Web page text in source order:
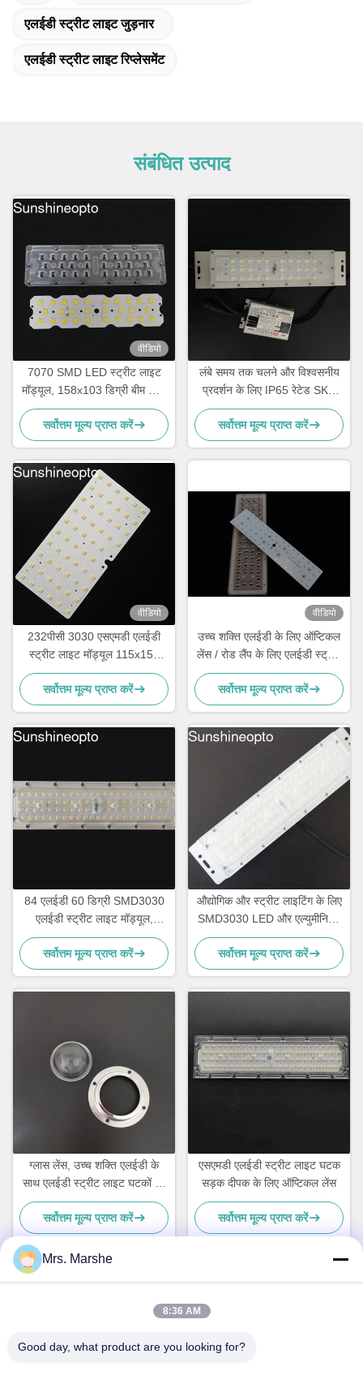
एलईडी स्ट्रीट लाइट जुड़नार
एलईडी स्ट्रीट लाइट रिप्लेसमेंट
संबंधित उत्पाद
वीडियो
7070 SMD LED स्ट्रीट लाइट
मॉड्यूल, 158x103 डिग्री बीम कोण
और 50W-120W फुटपाथ प्रकाश
व्यवस्था के लिए 5050SMD LED
चिप के साथ
सर्वोत्तम मूल्य प्राप्त करें
लंबे समय तक चलने और विश्वसनीय
प्रदर्शन के लिए IP65 रेटेड SKD
एलईडी लैंप
सर्वोत्तम मूल्य प्राप्त करें
वीडियो
232पीसी 3030 एसएमडी एलईडी
स्ट्रीट लाइट मॉड्यूल 115x150
डिग्री बीम कोण और ऑप्टिकल ग्रेड
पीसी लेंस के साथ
सर्वोत्तम मूल्य प्राप्त करें
वीडियो
उच्च शक्ति एलईडी के लिए ऑप्टिकल
लेंस / रोड लैंप के लिए एलईडी स्ट्रीट
लाइट घटक
सर्वोत्तम मूल्य प्राप्त करें
84 एलईडी 60 डिग्री SMD3030
एलईडी स्ट्रीट लाइट मॉड्यूल,
140lm/w दक्षता और पीसी लेंस के
साथ
सर्वोत्तम मूल्य प्राप्त करें
औद्योगिक और स्ट्रीट लाइटिंग के लिए
SMD3030 LED और एल्युमीनियम
हीटसिंक के साथ 50W 90 डिग्री
140 lm/W हाई बे लाइट मॉड्यूल
सर्वोत्तम मूल्य प्राप्त करें
ग्लास लेंस, उच्च शक्ति एलईडी के
साथ एलईडी स्ट्रीट लाइट घटकों को
प्रतिबिंबित
सर्वोत्तम मूल्य प्राप्त करें
एसएमडी एलईडी स्ट्रीट लाइट घटक
सड़क दीपक के लिए ऑप्टिकल लेंस
सर्वोत्तम मूल्य प्राप्त करें
पता
Mrs. Marshe
8:36 AM
Good day, what product are you looking for?